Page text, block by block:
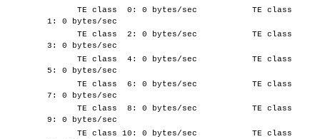
TE class 0: 0 bytes/sec TE class
1: 0 bytes/sec
TE class 2: 0 bytes/sec TE class
3: 0 bytes/sec
TE class 4: 0 bytes/sec TE class
5: 0 bytes/sec
TE class 6: 0 bytes/sec TE class
7: 0 bytes/sec
TE class 8: 0 bytes/sec TE class
9: 0 bytes/sec
TE class 10: 0 bytes/sec TE class